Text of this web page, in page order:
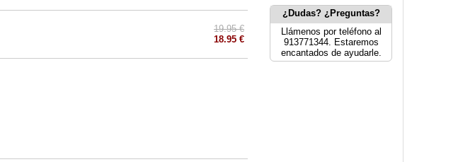
19.95 €
18.95 €
¿Dudas? ¿Preguntas?
Llámenos por teléfono al
913771344. Estaremos
encantados de ayudarle.